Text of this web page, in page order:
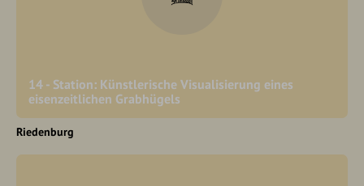
14 - Station: Künstlerische Visualisierung eines
eisenzeitlichen Grabhügels
Riedenburg